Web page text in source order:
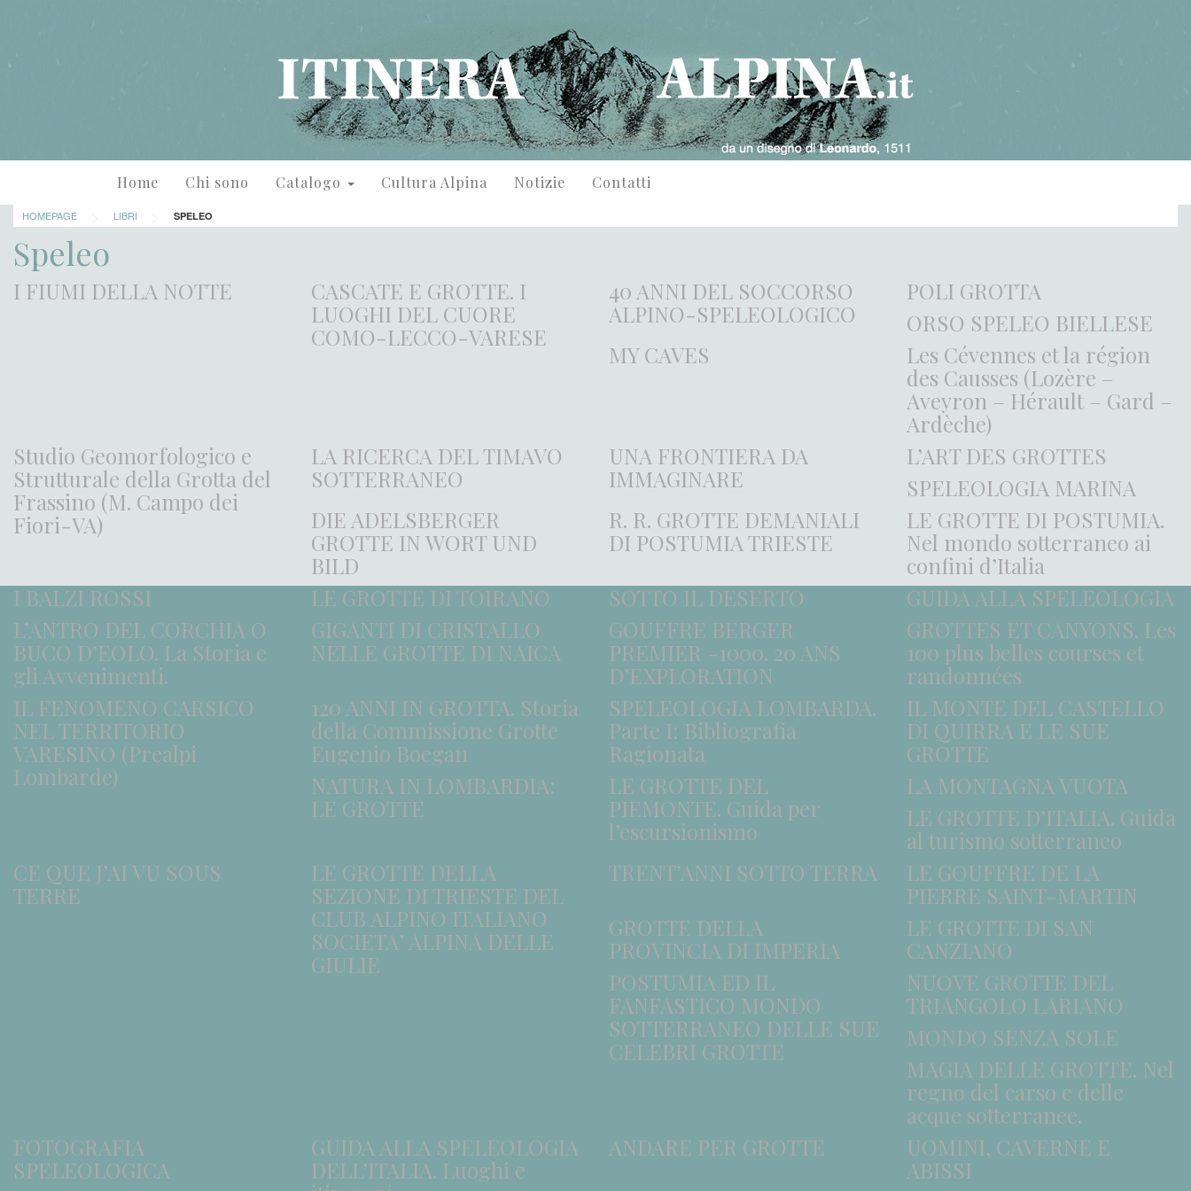
Home Chi sono Catalogo Cultura Alpina Notizie Contatti
HOMEPAGE LIBRI SPELEO
Speleo
I FIUMI DELLA NOTTE
CASCATE E GROTTE. I
LUOGHI DEL CUORE
COMO-LECCO-VARESE
40 ANNI DEL SOCCORSO
ALPINO-SPELEOLOGICO
POLI GROTTA
ORSO SPELEO BIELLESE
MY CAVES
Les Cévennes et la région
des Causses (Lozère –
Aveyron – Hérault – Gard –
Ardèche)
Studio Geomorfologico e
Strutturale della Grotta del
Frassino (M. Campo dei
Fiori-VA)
LA RICERCA DEL TIMAVO
SOTTERRANEO
UNA FRONTIERA DA
IMMAGINARE
L’ART DES GROTTES
SPELEOLOGIA MARINA
DIE ADELSBERGER
GROTTE IN WORT UND
BILD
R. R. GROTTE DEMANIALI
DI POSTUMIA TRIESTE
LE GROTTE DI POSTUMIA.
Nel mondo sotterraneo ai
confini d’Italia
I BALZI ROSSI
LE GROTTE DI TOIRANO SOTTO IL DESERTO
GUIDA ALLA SPELEOLOGIA
L’ANTRO DEL CORCHIA O
BUCO D’EOLO. La Storia e
gli Avvenimenti.
GIGANTI DI CRISTALLO
NELLE GROTTE DI NAICA
GOUFFRE BERGER
PREMIER -1000. 20 ANS
D’EXPLORATION
GROTTES ET CANYONS. Les
100 plus belles courses et
randonnées
IL FENOMENO CARSICO
NEL TERRITORIO
VARESINO (Prealpi
Lombarde)
120 ANNI IN GROTTA. Storia
della Commissione Grotte
Eugenio Boegan
SPELEOLOGIA LOMBARDA.
Parte I: Bibliografia
Ragionata
IL MONTE DEL CASTELLO
DI QUIRRA E LE SUE
GROTTE
NATURA IN LOMBARDIA:
LE GROTTE
LE GROTTE DEL
PIEMONTE. Guida per
l’escursionismo
LA MONTAGNA VUOTA
LE GROTTE D’ITALIA. Guida
al turismo sotterraneo
CE QUE J’AI VU SOUS
TERRE
LE GROTTE DELLA
SEZIONE DI TRIESTE DEL
CLUB ALPINO ITALIANO
SOCIETA’ ALPINA DELLE
GIULIE
TRENT’ANNI SOTTO TERRA
LE GOUFFRE DE LA
PIERRE SAINT-MARTIN
GROTTE DELLA
PROVINCIA DI IMPERIA
LE GROTTE DI SAN
CANZIANO
POSTUMIA ED IL
FANFASTICO MONDO
SOTTERRANEO DELLE SUE
CELEBRI GROTTE
NUOVE GROTTE DEL
TRIANGOLO LARIANO
MONDO SENZA SOLE
MAGIA DELLE GROTTE. Nel
regno del carso e delle
acque sotterranee.
FOTOGRAFIA
SPELEOLOGICA
GUIDA ALLA SPELEOLOGIA
DELL’ITALIA. Luoghi e
ANDARE PER GROTTE
UOMINI, CAVERNE E
ABISSI